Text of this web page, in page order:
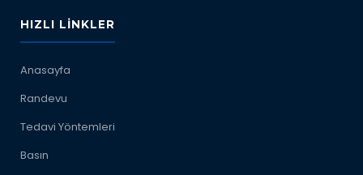
HIZLI LINKLER
Anasayfa
Randevu
Tedavi Yöntemleri
Basın